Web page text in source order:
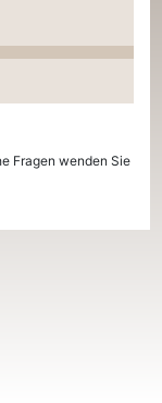
Fragen wenden Sie